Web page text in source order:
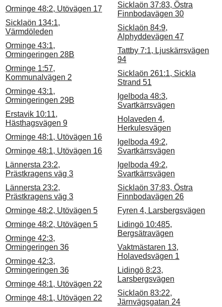
Orminge 48:2, Utövägen 17
Sicklaön 134:1,
Värmdöleden
Orminge 43:1,
Ormingeringen 28B
Orminge 1:57,
Kommunalvägen 2
Orminge 43:1,
Ormingeringen 29B
Erstavik 10:11,
Hästhagsvägen 9
Orminge 48:1, Utövägen 16
Orminge 48:1, Utövägen 16
Lännersta 23:2,
Prästkragens väg 3
Lännersta 23:2,
Prästkragens väg 3
Orminge 48:2, Utövägen 5
Orminge 48:2, Utövägen 5
Orminge 42:3,
Ormingeringen 36
Orminge 42:3,
Ormingeringen 36
Orminge 48:1, Utövägen 22
Orminge 48:1, Utövägen 22
Sicklaön 37:83, Östra
Finnbodavägen 30
Sicklaön 84:9,
Alphyddevägen 47
Tattby 7:1, Ljuskärrsvägen
94
Sicklaön 261:1, Sickla
Strand 51
Igelboda 48:3,
Svartkärrsvägen
Holaveden 4,
Herkulesvägen
Igelboda 49:2,
Svartkärrsvägen
Igelboda 49:2,
Svartkärrsvägen
Sicklaön 37:83, Östra
Finnbodavägen 26
Fyren 4, Larsbergsvägen
Lidingö 10:485,
Bergsätravägen
Vaktmästaren 13,
Holavedsvägen 1
Lidingö 8:23,
Larsbergsvägen
Sicklaön 83:22,
Järnvägsgatan 24